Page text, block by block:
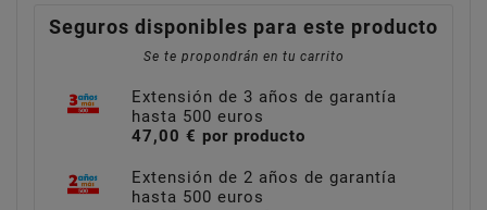
Seguros disponibles para este producto
Se te propondrán en tu carrito
Extensión de 3 años de garantía
hasta 500 euros
47,00 € por producto
Extensión de 2 años de garantía
hasta 500 euros